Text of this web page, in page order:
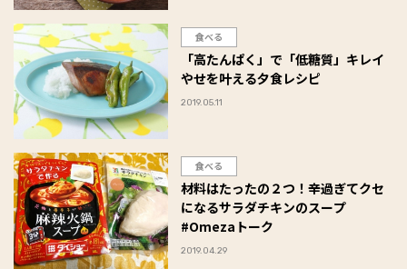
食べる
「高たんぱく」で「低糖質」キレイ
やせを叶える夕食レシピ
2019.05.11
食べる
材料はたったの２つ！辛過ぎてクセ
になるサラダチキンのスープ
#Omezaトーク
2019.04.29